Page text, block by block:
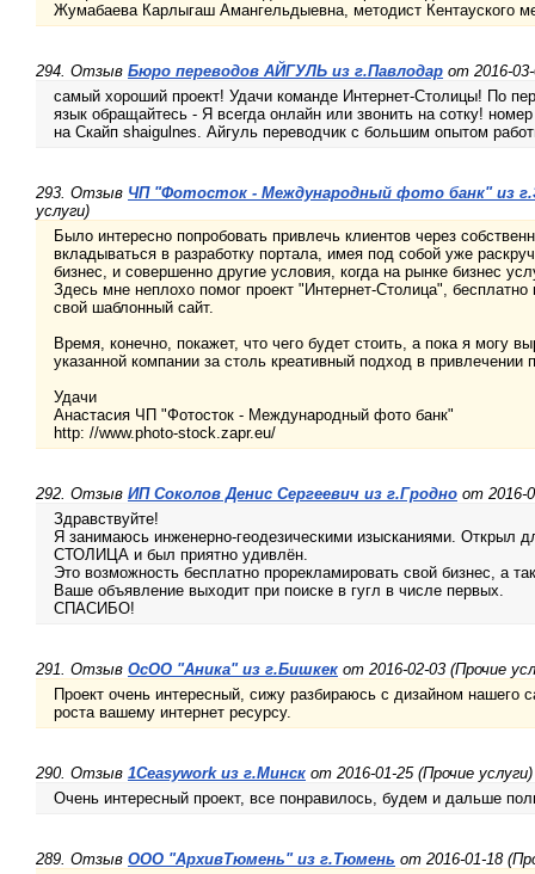
Жумабаева Карлыгаш Амангельдыевна, методист Кентауского
294. Отзыв Бюро переводов АЙГУЛЬ из г.Павлодар от 2016-
самый хороший проект! Удачи команде Интернет-Столицы! По
язык обращайтесь - Я всегда онлайн или звонить на сотку!
на Скайп shaigulnes. Айгуль переводчик с большим опытом
293. Отзыв ЧП "Фотосток - Международный фото банк" из
услуги)
Было интересно попробовать привлечь клиентов через
вкладываться в разработку портала, имея под собой уже
бизнес, и совершенно другие условия, когда на рынке бизнес
Здесь мне неплохо помог проект "Интернет-Столица",
свой шаблонный сайт.
Время, конечно, покажет, что чего будет стоить, а пока я могу
указанной компании за столь креативный подход в привлечении
Удачи
Анастасия ЧП "Фотосток - Международный фото банк"
http: //www.photo-stock.zapr.eu/
292. Отзыв ИП Соколов Денис Сергеевич из г.Гродно от 2016-
Здравствуйте!
Я занимаюсь инженерно-геодезическими изысканиями. Открыл
СТОЛИЦА и был приятно удивлён.
Это возможность бесплатно прорекламировать свой бизнес, а
Ваше объявление выходит при поиске в гугл в числе первых.
СПАСИБО!
291. Отзыв ОсОО "Аника" из г.Бишкек от 2016-02-03 (Прочие
Проект очень интересный, сижу разбираюсь с дизайном нашего
роста вашему интернет ресурсу.
290. Отзыв 1Ceasywork из г.Минск от 2016-01-25 (Прочие услуги)
Очень интересный проект, все понравилось, будем и дальше
289. Отзыв ООО "АрхивТюмень" из г.Тюмень от 2016-01-18